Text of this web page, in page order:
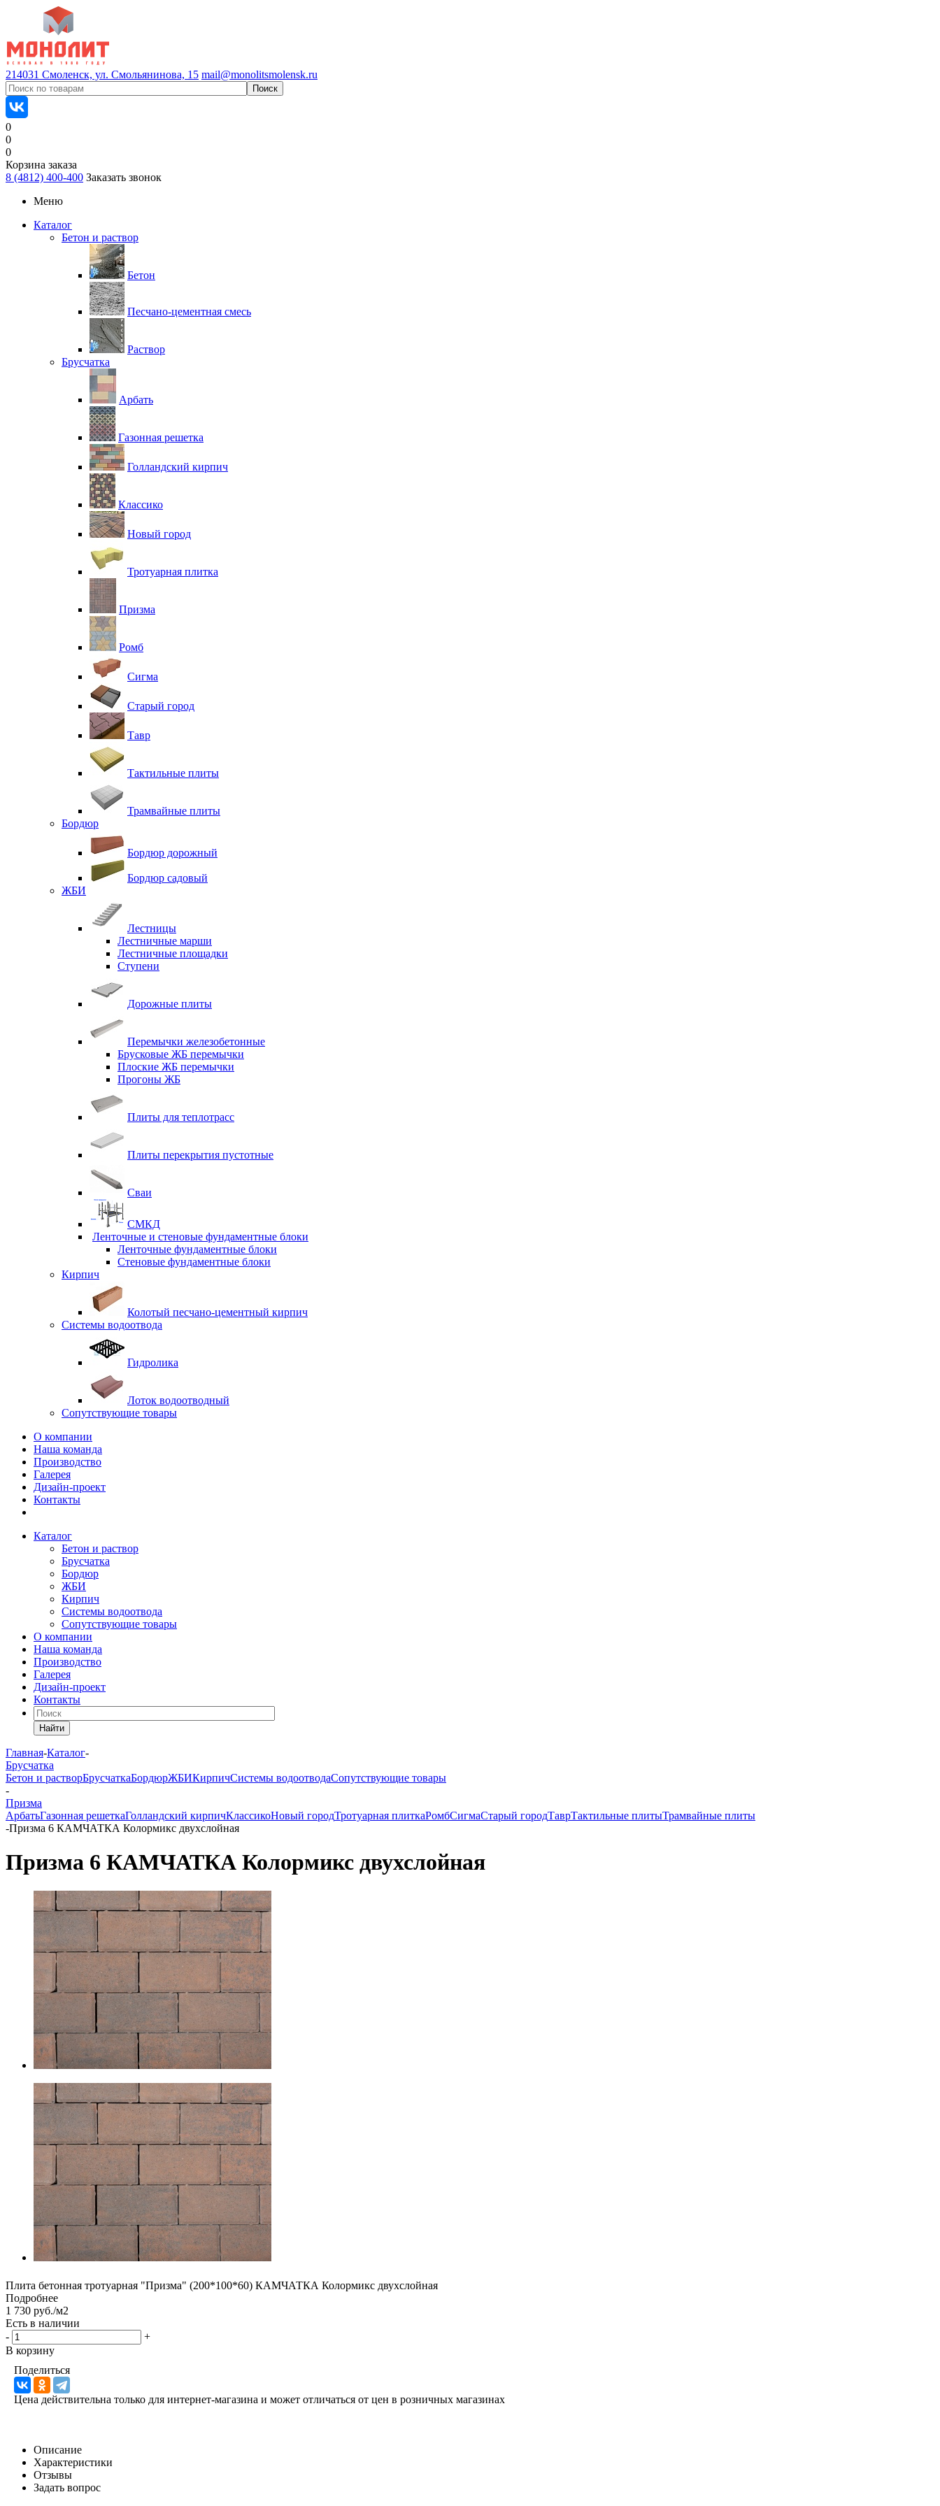
214031 Смоленск, ул. Смольянинова, 15 mail@monolitsmolensk.ru
0
0
0
Корзина заказа
8 (4812) 400-400 Заказать звонок
Меню
Каталог
Бетон и раствор
Бетон
Песчано-цементная смесь
Раствор
Брусчатка
Арбать
Газонная решетка
Голландский кирпич
Классико
Новый город
Тротуарная плитка
Призма
Ромб
Сигма
Старый город
Тавр
Тактильные плиты
Трамвайные плиты
Бордюр
Бордюр дорожный
Бордюр садовый
ЖБИ
Лестницы
Лестничные марши
Лестничные площадки
Ступени
Дорожные плиты
Перемычки железобетонные
Брусковые ЖБ перемычки
Плоские ЖБ перемычки
Прогоны ЖБ
Плиты для теплотрасс
Плиты перекрытия пустотные
Сваи
СМКД
Ленточные и стеновые фундаментные блоки
Ленточные фундаментные блоки
Стеновые фундаментные блоки
Кирпич
Колотый песчано-цементный кирпич
Системы водоотвода
Гидролика
Лоток водоотводный
Сопутствующие товары
О компании
Наша команда
Производство
Галерея
Дизайн-проект
Контакты
Каталог
Бетон и раствор
Брусчатка
Бордюр
ЖБИ
Кирпич
Системы водоотвода
Сопутствующие товары
О компании
Наша команда
Производство
Галерея
Дизайн-проект
Контакты
Найти
Главная-Каталог-
Брусчатка
Бетон и растворБрусчаткаБордюрЖБИКирпичСистемы водоотводаСопутствующие товары
-
Призма
АрбатьГазонная решеткаГолландский кирпичКлассикоНовый городТротуарная плиткаРомбСигмаСтарый городТаврТактильные плитыТрамвайные плиты
-Призма 6 КАМЧАТКА Колормикс двухслойная
Призма 6 КАМЧАТКА Колормикс двухслойная
Плита бетонная тротуарная "Призма" (200*100*60) КАМЧАТКА Колормикс двухслойная
Подробнее
1 730 руб./м2
Есть в наличии
-
+
В корзину
Поделиться
Цена действительна только для интернет-магазина и может отличаться от цен в розничных магазинах
Описание
Характеристики
Отзывы
Задать вопрос